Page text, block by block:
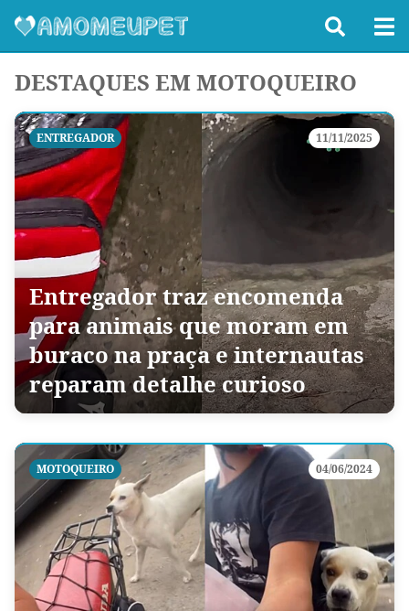
DESTAQUES EM MOTOQUEIRO
ENTREGADOR 11/11/2025
Entregador traz encomenda
para animais que moram em
buraco na praça e internautas
reparam detalhe curioso
MOTOQUEIRO 04/06/2024